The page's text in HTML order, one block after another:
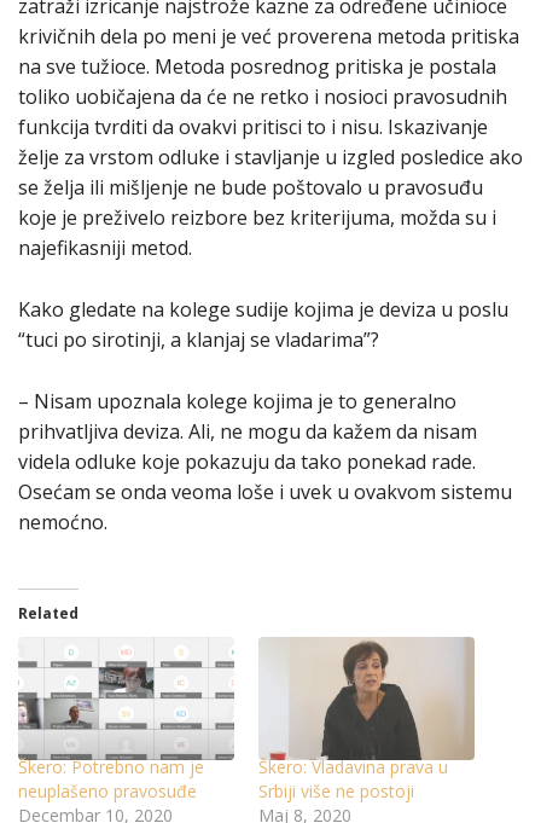
zatraži izricanje najstrože kazne za određene učinioce
krivičnih dela po meni je već proverena metoda pritiska
na sve tužioce. Metoda posrednog pritiska je postala
toliko uobičajena da će ne retko i nosioci pravosudnih
funkcija tvrditi da ovakvi pritisci to i nisu. Iskazivanje
želje za vrstom odluke i stavljanje u izgled posledice ako
se želja ili mišljenje ne bude poštovalo u pravosuđu
koje je preživelo reizbore bez kriterijuma, možda su i
najefikasniji metod.
Kako gledate na kolege sudije kojima je deviza u poslu
“tuci po sirotinji, a klanjaj se vladarima”?
– Nisam upoznala kolege kojima je to generalno
prihvatljiva deviza. Ali, ne mogu da kažem da nisam
videla odluke koje pokazuju da tako ponekad rade.
Osećam se onda veoma loše i uvek u ovakvom sistemu
nemoćno.
Related
Škero: Potrebno nam je
neuplašeno pravosuđe
Decembar 10, 2020
Škero: Vladavina prava u
Srbiji više ne postoji
Maj 8, 2020